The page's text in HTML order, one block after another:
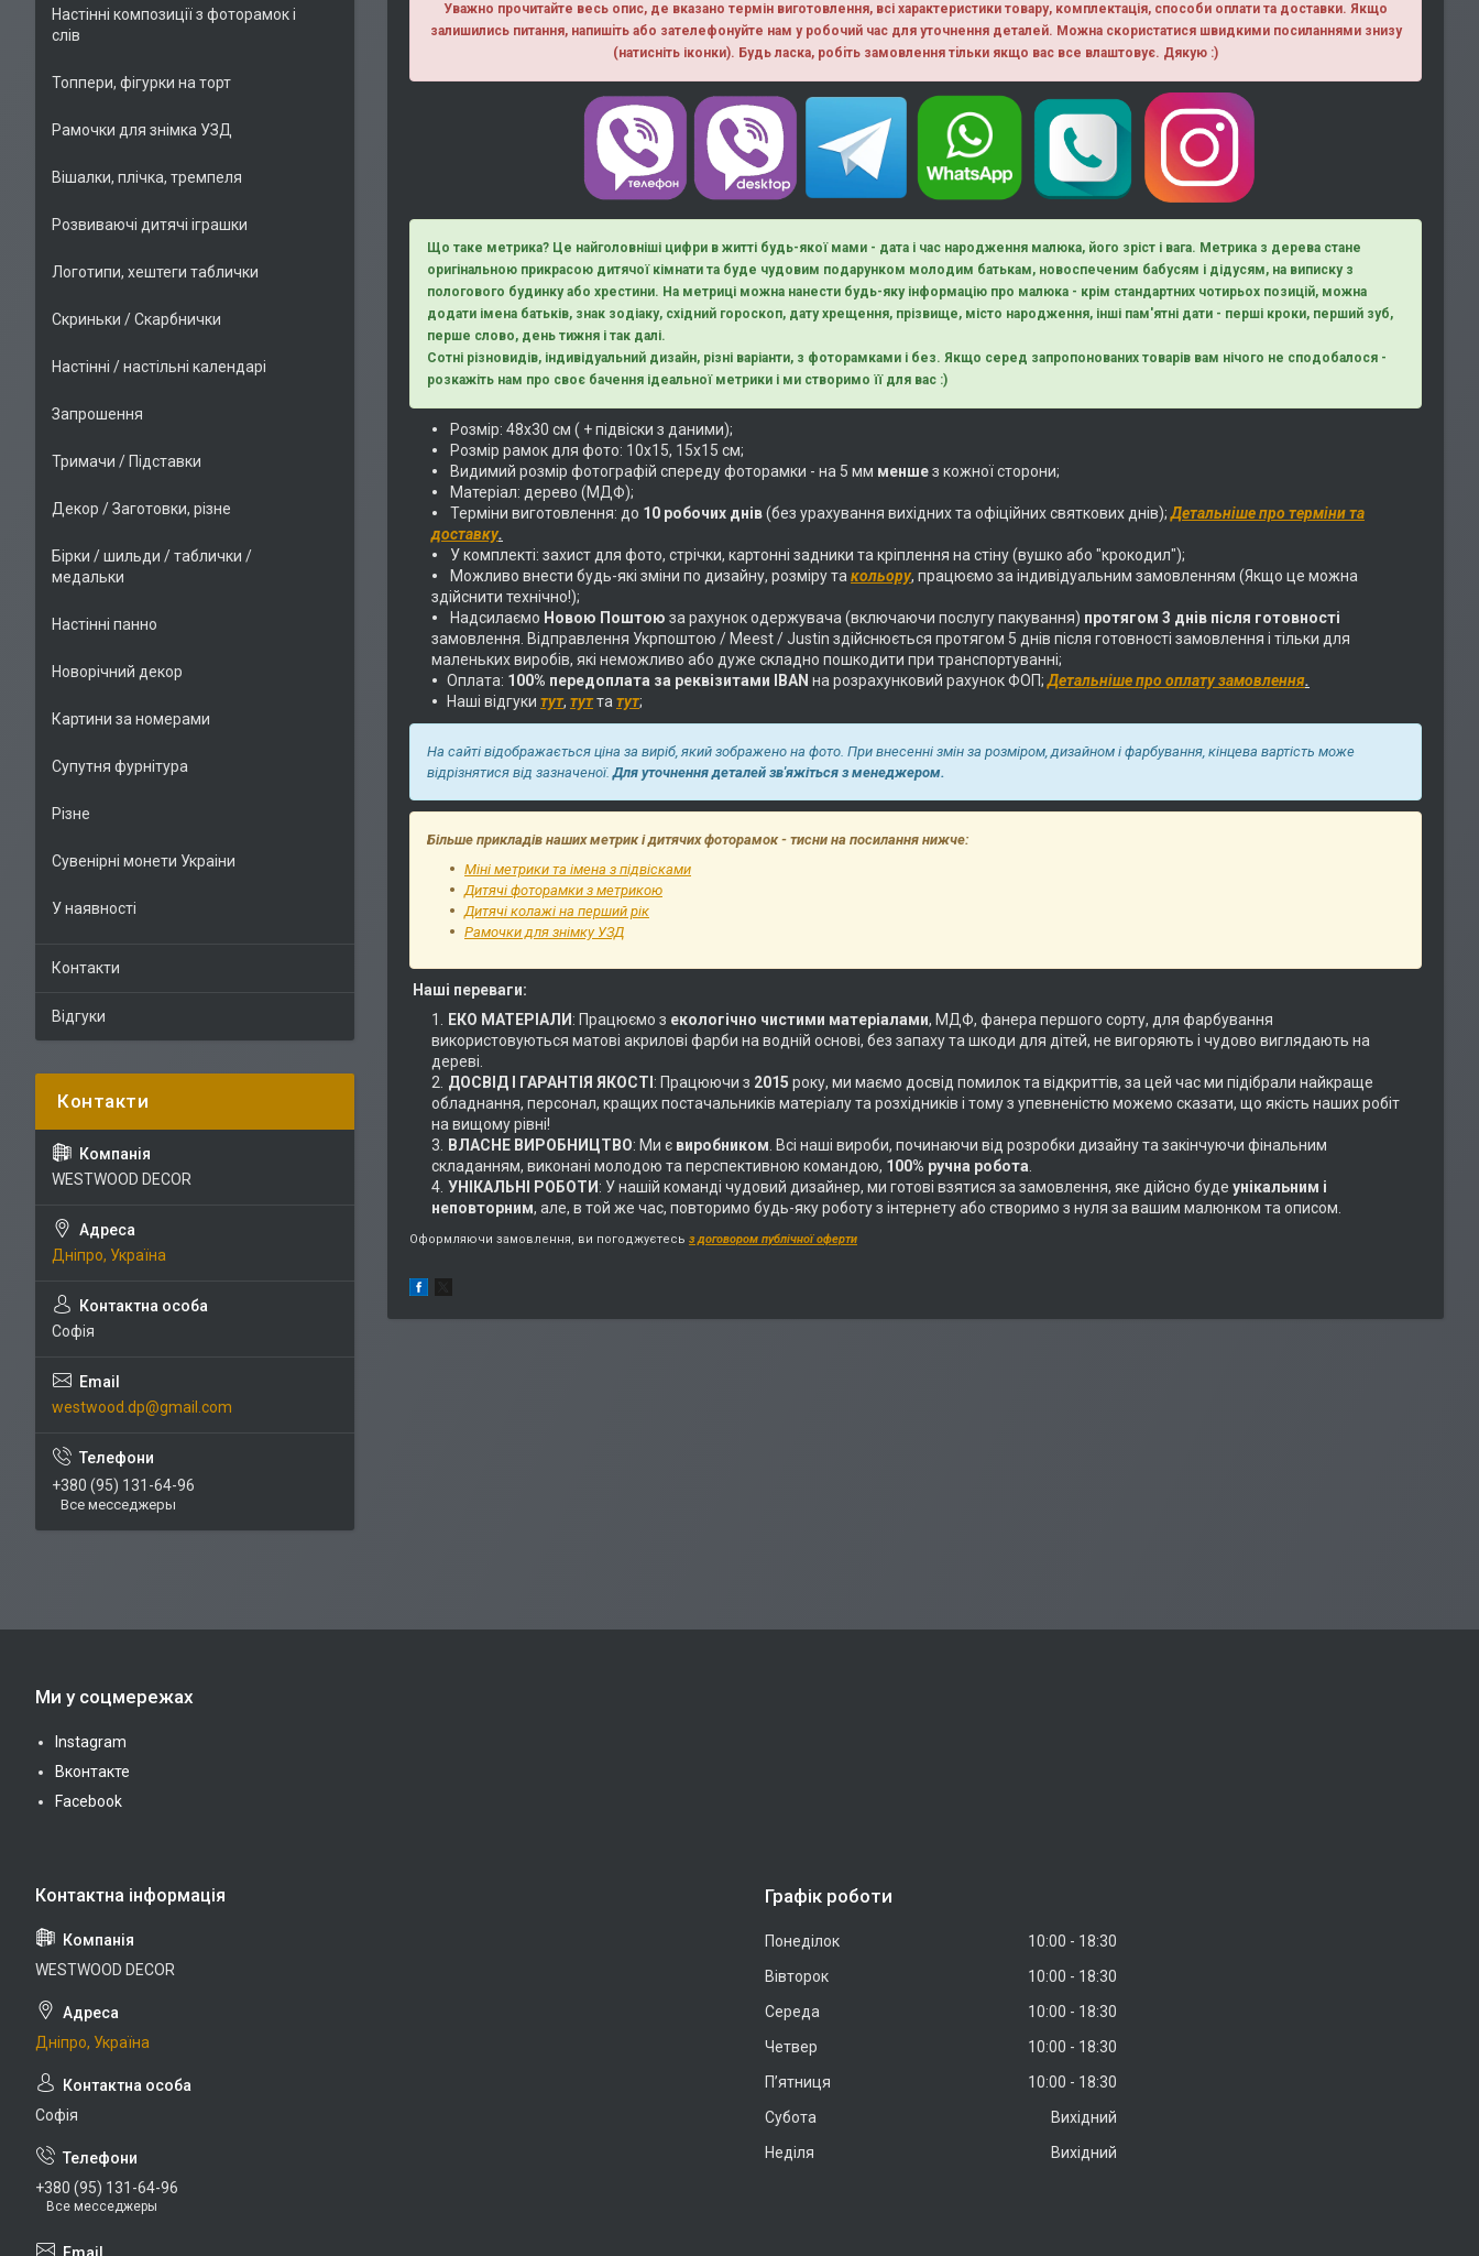
Уважно прочитайте весь опис, де вказано термін виготовлення, всі характеристики товару, комплектація, способи оплати та доставки. Якщо
залишились питання, напишiть або зателефонуйте нам у робочий час для уточнення деталей. Можна скористатися швидкими посиланнями знизу
(натисніть іконки). Будь ласка, робiть замовлення тiльки якщо вас все влаштовує. Дякую :)
Що таке метрика? Це найголовніші цифри в житті будь-якої мами - дата і час народження малюка, його зріст і вага. Метрика з дерева стане
оригінальною прикрасою дитячої кімнати та буде чудовим подарунком молодим батькам, новоспеченим бабусям і дідусям, на виписку з
пологового будинку або хрестини. На метриці можна нанести будь-яку інформацію про малюка - крім стандартних чотирьох позицій, можна
додати імена батьків, знак зодіаку, східний гороскоп, дату хрещення, прізвище, місто народження, інші пам'ятні дати - перші кроки, перший зуб,
перше слово, день тижня і так далі.
Сотні різновидів, індивідуальний дизайн, різні варіанти, з фоторамками і без. Якщо серед запропонованих товарів вам нічого не сподобалося -
розкажіть нам про своє бачення ідеальної метрики і ми створимо її для вас :)
Розмір: 48х30 см ( + підвіски з даними);
Розмір рамок для фото: 10х15, 15х15 см;
Видимий розмір фотографій спереду фоторамки - на 5 мм меншез кожної сторони;
Матеріал: дерево (МДФ);
Терміни виготовлення: до 10 робочих днів(без урахування вихідних та офіційних святкових днів);Детальніше про терміни та
доставку.
У комплекті: захист для фото, стрічки, картонні задники та кріплення на стіну (вушко або "крокодил");
Можливо внести будь-які зміни по дизайну, розміру та кольору, працюємо за індивідуальним замовленням (Якщо це можна
здійснити технічно!);
Надсилаємо Новою Поштою за рахунок одержувача (включаючи послугу пакування) протягом 3 днів після готовності
замовлення. Відправлення Укрпоштою / Meest / Justin здійснюється протягом 5 днів після готовності замовлення і тільки для
маленьких виробів, які неможливо або дуже складно пошкодити при транспортуванні;
Оплата: 100% передоплата за реквізитами IBAN на розрахунковий рахунок ФОП;Детальніше про оплату замовлення.
Наші відгуки тут, тутта тут;
На сайті відображається ціна за виріб, який зображено на фото. При внесенні змін за розміром, дизайном і фарбування, кінцева вартість може
відрізнятися від зазначеної.Для уточнення деталей зв'яжіться з менеджером.
Більше прикладів наших метрик і дитячих фоторамок - тисни на посилання нижче:
Міні метрики та імена з підвісками
Дитячі фоторамки з метрикою
Дитячі колажі на перший рік
Рамочки для знімку УЗД
Наші переваги:
ЕКО МАТЕРІАЛИ : Працюємо з екологічно чистими матеріалами, МДФ, фанера першого сорту, для фарбування
використовуються матові акрилові фарби на водній основі, без запаху та шкоди для дітей, не вигоряють і чудово виглядають на
дереві.
ДОСВІД І ГАРАНТІЯ ЯКОСТІ : Працюючи з 2015 року, ми маємо досвід помилок та відкриттів, за цей час ми підібрали найкраще
обладнання, персонал, кращих постачальників матеріалу та розхідників і тому з упевненістю можемо сказати, що якість наших робіт
на вищому рівні!
ВЛАСНЕ ВИРОБНИЦТВО: Ми є виробником . Всі наші вироби, починаючи від розробки дизайну та закінчуючи фінальним
складанням, виконані молодою та перспективною командою, 100% ручна робота
УНІКАЛЬНІ РОБОТИ : У нашій команді чудовий дизайнер, ми готові взятися за замовлення, яке дійсно буде унікальним і
неповторним, але, в той же час, повторимо будь-яку роботу з інтернету або створимо з нуля за вашим малюнком та описом.
Оформляючи замовлення, ви погоджуєтесь з договором публічної оферти
Настінні композиції з фоторамок і
слів
Топпери, фігурки на торт
Рамочки для знімка УЗД
Вішалки, плічка, тремпеля
Розвиваючі дитячі іграшки
Логотипи, хештеги таблички
Скриньки / Скарбнички
Настінні / настільні календарі
Запрошення
Тримачи / Підставки
Декор / Заготовки, різне
Бірки / шильди / таблички /
медальки
Настінні панно
Новорічний декор
Картини за номерами
Супутня фурнітура
Різне
Сувенірні монети Украіни
У наявності
Контакти
Відгуки
WESTWOOD DECOR
Дніпро, Україна
Софія
westwood.dp@gmail.com
+380 (95) 131-64-96
Все месседжеры
Ми у соцмережах
Instagram
Вконтакте
Facebook
WESTWOOD DECOR
Дніпро, Україна
Софія
+380 (95) 131-64-96
Все месседжеры
Графік роботи
Понеділок 10:00
18:30
Вівторок
10:00
18:30
Середа
10:00
18:30
Четвер
10:00
18:30
Пʼятниця
10:00
18:30
Субота
Вихідний
Неділя
Вихідний